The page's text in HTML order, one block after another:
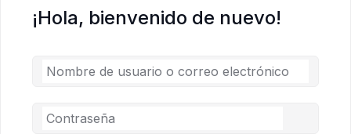
¡Hola, bienvenido de nuevo!